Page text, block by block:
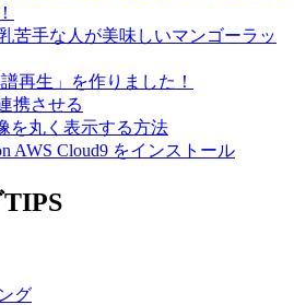
苦手な人が美味しいマンゴーラッ
再生」を作りました！
携させる
を丸く表示する方法
AWS Cloud9 をインストール
グ